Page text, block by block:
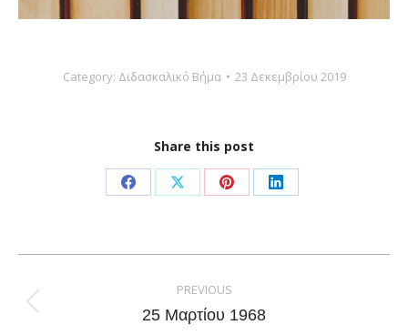
Category: Διδασκαλικό Βήμα 23 Δεκεμβρίου 2019
Share this post
Share
Facebook
Share
X
Share
Pinterest
Share
LinkedIn
navigation
PREVIOUS
Previous
25 Μαρτίου 1968